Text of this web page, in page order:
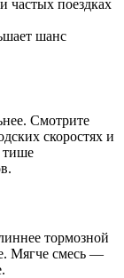
поездках
шанс
Смотрите
скоростях и
тише
тормозной
Мягче смесь —